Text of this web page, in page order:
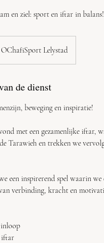
en ziel: sport en iftar in balans!
OChafiSport Lelystad
de dienst
beweging en inspiratie!
met een gezamenlijke iftar,
Tarawieh en trekken we
een inspirerend spel waarin
verbinding, kracht en
inloop
iftar